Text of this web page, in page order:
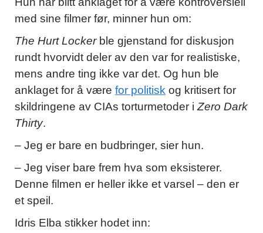
med sine filmer før, minner hun om:
The Hurt Lockerble gjenstand for diskusjon
rundt hvorvidt deler av den var for realistiske,
mens andre ting ikke var det. Og hun ble
anklaget for å være for politisk og kritisert for
skildringene av CIAs torturmetoder i Zero Dark
Thirty.
– Jeg er bare en budbringer, sier hun.
– Jeg viser bare frem hva som eksisterer.
Denne filmen er heller ikke et varsel – den er
et speil.
Idris Elba stikker hodet inn: